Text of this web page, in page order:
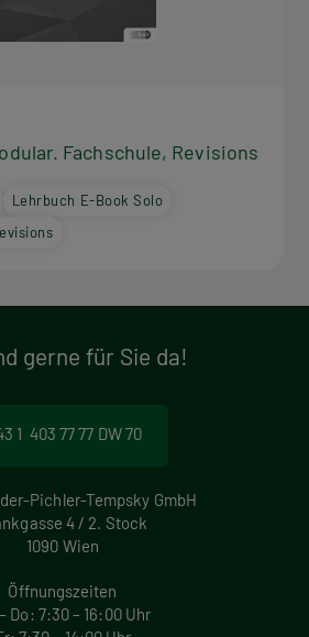
Fachschule, Revisions
Lehrbuch E-Book Solo
gerne für Sie da!
1 403 77 77 DW 70
Pichler-Tempsky GmbH
4 / 2. Stock
1090 Wien
Öffnungszeiten
Do: 7:30 – 16:00 Uhr